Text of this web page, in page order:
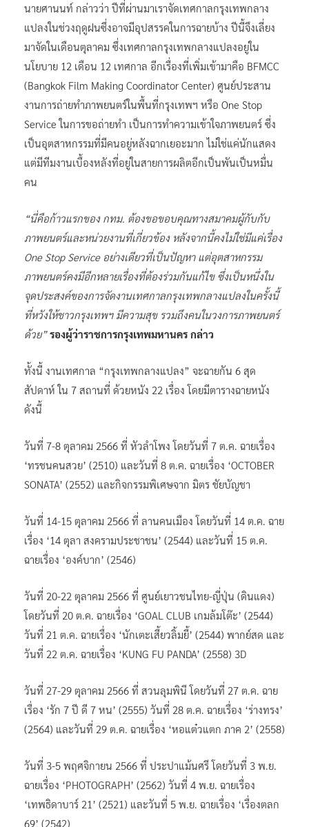
นายศานนท์ กล่าวว่า ปีที่ผ่านมาเราจัดเทศกาลกรุงเทพกลาง
แปลงในช่วงฤดูฝนซึ่งอาจมีอุปสรรคในการฉายบ้าง ปีนี้จึงเลี่ยง
มาจัดในเดือนตุลาคม ซึ่งเทศกาลกรุงเทพกลางแปลงอยู่ใน
นโยบาย 12 เดือน 12 เทศกาล อีกเรื่องที่เพิ่มเข้ามาคือ BFMCC
(Bangkok Film Making Coordinator Center) ศูนย์ประสาน
งานการถ่ายทำภาพยนตร์ในพื้นที่กรุงเทพฯ หรือ One Stop
Service ในการขอถ่ายทำ เป็นการทำความเข้าใจภาพยนตร์ ซึ่ง
เป็นอุตสาหกรรมที่มีคนอยู่หลังฉากเยอะมาก ไม่ใช่แค่นักแสดง
แต่มีทีมงานเบื้องหลังที่อยู่ในสายการผลิตอีกเป็นพันเป็นหมื่น
คน
“นี่คือก้าวแรกของ กทม. ต้องขอขอบคุณทางสมาคมผู้กับกับ
ภาพยนตร์และหน่วยงานที่เกี่ยวข้อง หลังจากนี้คงไม่ใช่มีแค่เรื่อง
One Stop Service อย่างเดียวที่เป็นปัญหา แต่อุตสาหกรรม
ภาพยนตร์คงมีอีกหลายเรื่องที่ต้องร่วมกันแก้ไข ซึ่งเป็นหนึ่งใน
จุดประสงค์ของการจัดงานเทศกาลกรุงเทพกลางแปลงในครั้งนี้
ที่หวังให้ชาวกรุงเทพฯ มีความสุข รวมถึงคนในวงการภาพยนตร์
ด้วย” รองผู้ว่าราชการกรุงเทพมหานคร กล่าว
ทั้งนี้ งานเทศกาล “กรุงเทพกลางแปลง” จะฉายกัน 6 สุด
สัปดาห์ ใน 7 สถานที่ ด้วยหนัง 22 เรื่อง โดยมีตารางฉายหนัง
ดังนี้
วันที่ 7-8 ตุลาคม 2566 ที่ หัวลำโพง โดยวันที่ 7 ต.ค. ฉายเรื่อง
‘ทรชนคนสวย’ (2510) และวันที่ 8 ต.ค. ฉายเรื่อง ‘OCTOBER
SONATA’ (2552) และกิจกรรมพิเศษจาก มิตร ชัยบัญชา
วันที่ 14-15 ตุลาคม 2566 ที่ ลานคนเมือง โดยวันที่ 14 ต.ค. ฉาย
เรื่อง ‘14 ตุลา สงครามประชาชน’ (2544) และวันที่ 15 ต.ค.
ฉายเรื่อง ‘องค์บาก’ (2546)
วันที่ 20-22 ตุลาคม 2566 ที่ ศูนย์เยาวชนไทย-ญี่ปุ่น (ดินแดง)
โดยวันที่ 20 ต.ค. ฉายเรื่อง ‘GOAL CLUB เกมล้มโต๊ะ’ (2544)
วันที่ 21 ต.ค. ฉายเรื่อง ‘นักเตะเสี้ยวลิ้มยี้’ (2544) พากย์สด และ
วันที่ 22 ต.ค. ฉายเรื่อง ‘KUNG FU PANDA’ (2558) 3D
วันที่ 27-29 ตุลาคม 2566 ที่ สวนลุมพินี โดยวันที่ 27 ต.ค. ฉาย
เรื่อง ‘รัก 7 ปี ดี 7 หน’ (2555) วันที่ 28 ต.ค. ฉายเรื่อง ‘ร่างทรง’
(2564) และวันที่ 29 ต.ค. ฉายเรื่อง ‘หอแต๋วแตก ภาค 2’ (2558)
วันที่ 3-5 พฤศจิกายน 2566 ที่ ประปาแม้นศรี โดยวันที่ 3 พ.ย.
ฉายเรื่อง ‘PHOTOGRAPH’ (2562) วันที่ 4 พ.ย. ฉายเรื่อง
‘เทพธิดาบาร์ 21’ (2521) และวันที่ 5 พ.ย. ฉายเรื่อง ‘เรื่องตลก
69’ (2542)